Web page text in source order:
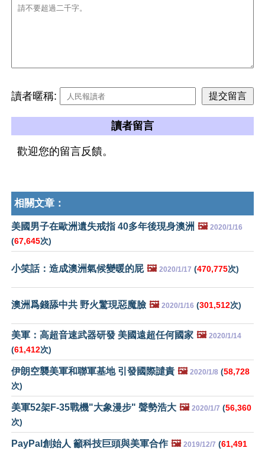
讀者暱稱:
讀者留言
歡迎您的留言反饋。
相關文章：
美國男子在歐洲遺失戒指 40多年後現身澳洲 🖼️ 2020/1/16
(67,645次)
小笑話：造成澳洲氣候變暖的屁 🖼️ 2020/1/17 (470,775次)
澳洲爲錢舔中共 野火驚現惡魔臉 🖼️ 2020/1/16 (301,512次)
美軍：高超音速武器研發 美國遠超任何國家 🖼️ 2020/1/14
(61,412次)
伊朗空襲美軍和聯軍基地 引發國際譴責 🖼️ 2020/1/8 (58,728
次)
美軍52架F-35戰機"大象漫步" 聲勢浩大 🖼️ 2020/1/7 (56,360
次)
PayPal創始人 籲科技巨頭與美軍合作 🖼️ 2019/12/7 (61,491